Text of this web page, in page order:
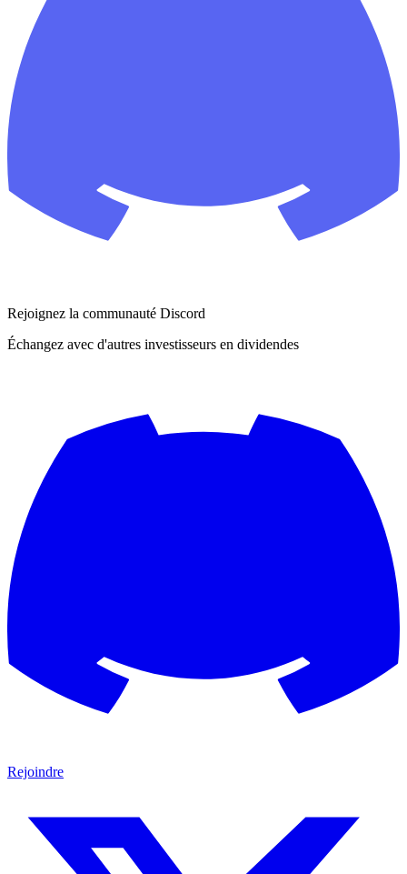
Rejoignez la communauté Discord
Échangez avec d'autres investisseurs en dividendes
Rejoindre